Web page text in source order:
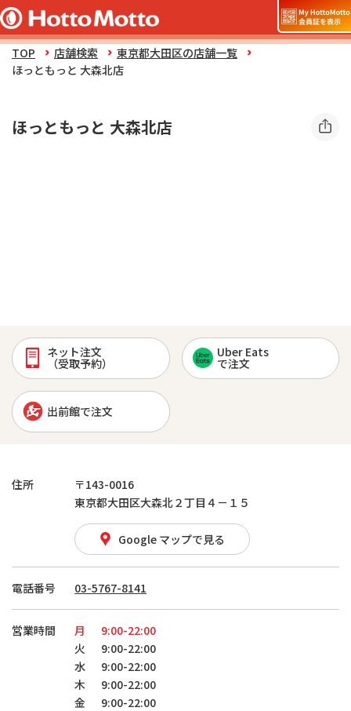
TOP 店舗検索
東京都大田区の店舗一覧
ほっともっと 大森北店
ほっともっと 大森北店
ネット注文
（受取予約）
Uber Eats
で注文
出前館で注文
住所
〒143-0016
東京都大田区大森北２丁目４－１５
Google マップで見る
電話番号 03-5767-8141
営業時間 月
9:00-22:00
火
9:00-22:00
水
9:00-22:00
木
9:00-22:00
金
9:00-22:00